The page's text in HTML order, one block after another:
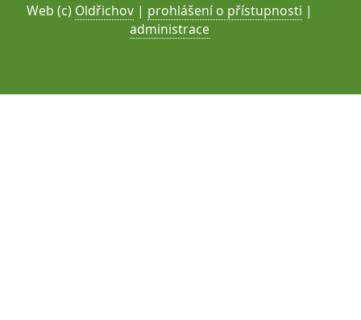
Web (c) Oldřichov | prohlášení o přístupnosti |
administrace